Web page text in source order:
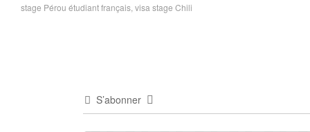
stage Pérou étudiant français visa stage Chili
S’abonner